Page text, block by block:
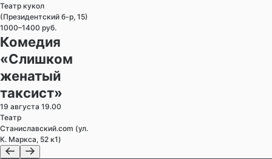
Театр кукол
(Президентский б-р, 15)
1000–1400 руб.
Комедия
«Слишком
женатый
таксист»
19 августа 19.00
Театр
Станиславский.com (ул.
К. Маркса, 52 к1)